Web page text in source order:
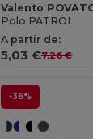
Valento
Polo PATROL
A partir de:
5,03 €7,26 €
-36%